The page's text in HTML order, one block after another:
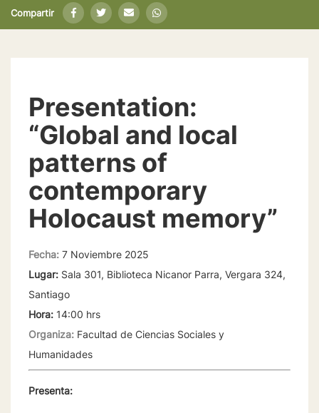
Compartir
Presentation:
“Global and local
patterns of
contemporary
Holocaust memory”
Fecha: 7 Noviembre 2025
Lugar: Sala 301, Biblioteca Nicanor Parra, Vergara 324,
Santiago
Hora: 14:00 hrs
Organiza: Facultad de Ciencias Sociales y
Humanidades
Presenta: